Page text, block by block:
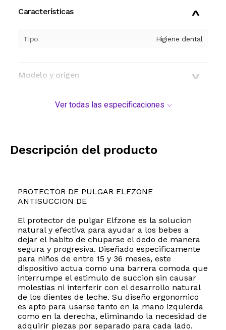
Características
Tipo Higiene dental
Modelo y origen
Ver todas las especificaciones
Descripción del producto
PROTECTOR DE PULGAR ELFZONE
ANTISUCCION DE
El protector de pulgar Elfzone es la solucion
natural y efectiva para ayudar a los bebes a
dejar el habito de chuparse el dedo de manera
segura y progresiva. Diseñado especificamente
para niños de entre 15 y 36 meses, este
dispositivo actua como una barrera comoda que
interrumpe el estimulo de succion sin causar
molestias ni interferir con el desarrollo natural
de los dientes de leche. Su diseño ergonomico
es apto para usarse tanto en la mano izquierda
como en la derecha, eliminando la necesidad de
adquirir piezas por separado para cada lado.